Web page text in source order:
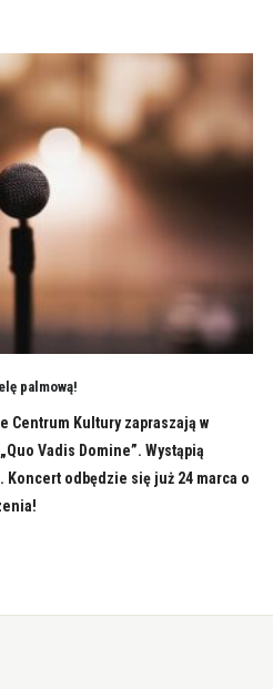
palmową!
Centrum Kultury zapraszają w
Vadis Domine”. Wystąpią
Koncert odbędzie się już 24 marca o